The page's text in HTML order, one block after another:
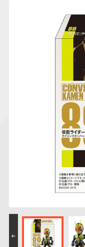
仮面ライダーシリー
キャラパキ